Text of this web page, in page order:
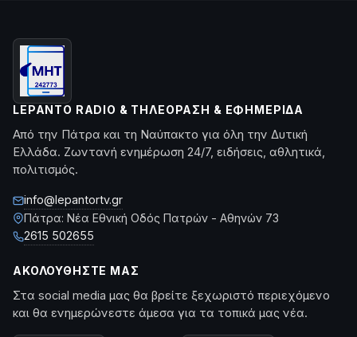
LEPANTO RADIO & ΤΗΛΕΌΡΑΣΗ & ΕΦΗΜΕΡΊΔΑ
Από την Πάτρα και τη Ναύπακτο για όλη την Δυτική
Ελλάδα. Ζωντανή ενημέρωση 24/7, ειδήσεις, αθλητικά,
πολιτισμός.
info@lepantortv.gr
Πάτρα: Νέα Εθνική Οδός Πατρών - Αθηνών 73
2615 502655
ΑΚΟΛΟΥΘΉΣΤΕ ΜΑΣ
Στα social media μας θα βρείτε ξεχωριστό περιεχόμενο
και θα ενημερώνεστε άμεσα για τα τοπικά μας νέα.